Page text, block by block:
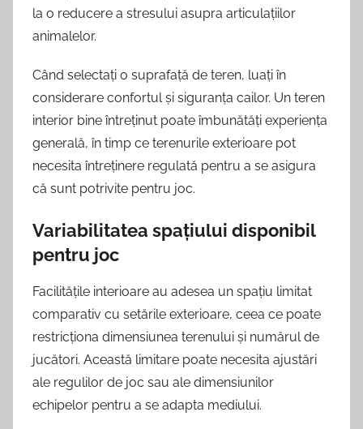
la o reducere a stresului asupra articulațiilor
animalelor.
Când selectați o suprafață de teren, luați în
considerare confortul și siguranța cailor. Un teren
interior bine întreținut poate îmbunătăți experiența
generală, în timp ce terenurile exterioare pot
necesita întreținere regulată pentru a se asigura
că sunt potrivite pentru joc.
Variabilitatea spațiului disponibil
pentru joc
Facilitățile interioare au adesea un spațiu limitat
comparativ cu setările exterioare, ceea ce poate
restricționa dimensiunea terenului și numărul de
jucători. Această limitare poate necesita ajustări
ale regulilor de joc sau ale dimensiunilor
echipelor pentru a se adapta mediului.